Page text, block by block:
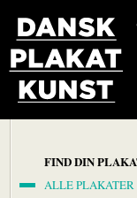
FIND DIN
ALLE PLAKATER